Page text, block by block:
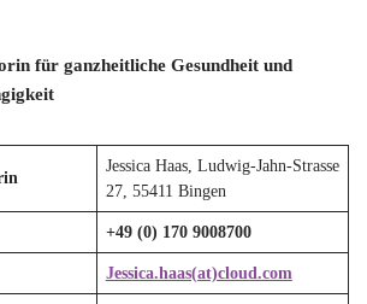
für ganzheitliche Gesundheit und
Jessica Haas, Ludwig-Jahn-Strasse
27, 55411 Bingen
+49 (0) 170 9008700
Jessica.haas(at)cloud.com